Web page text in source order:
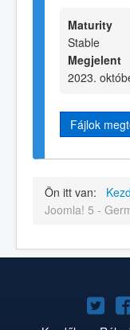
Maturity
Stable
Megjelent
2023.
Fájlok
Ön itt van:
Joomla! 5 -